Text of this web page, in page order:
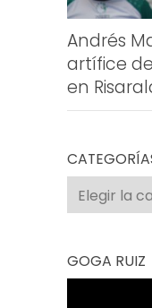
Andrés
artífice
en
Categorías
GOGA RUIZ